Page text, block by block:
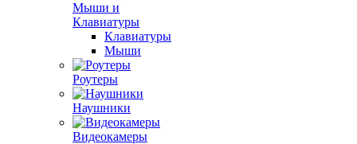
Мыши и
Клавиатуры
Клавиатуры
Мыши
Роутеры
Наушники
Видеокамеры